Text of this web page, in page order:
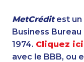
MetCréditest un
Business
1974. Cliquez ici
avec le BBB, ou